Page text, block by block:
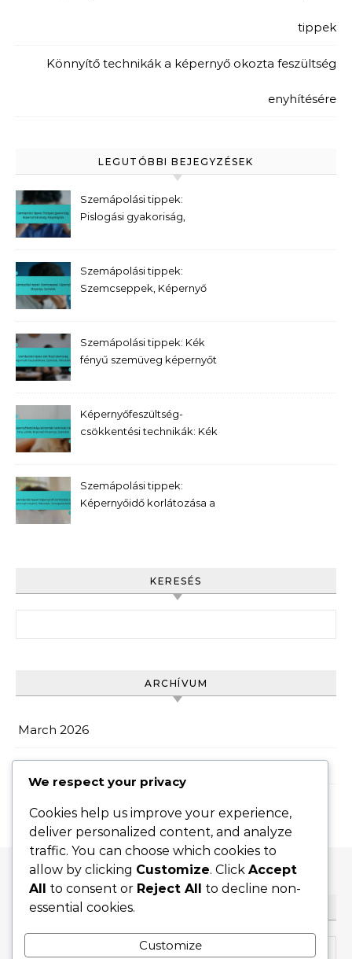
tippek
Könnyítő technikák a képernyő okozta feszültség
enyhítésére
LEGUTÓBBI BEJEGYZÉSEK
Szemápolási tippek:
Pislogási gyakoriság,
Szemápolási tippek:
Szemcseppek, Képernyő
Szemápolási tippek: Kék
fényű szemüveg képernyőt
Képernyőfeszültség-
csökkentési technikák: Kék
Szemápolási tippek:
Képernyőidő korlátozása a
KERESÉS
ARCHÍVUM
March 2026
February 2026
We respect your privacy
Cookies help us improve your experience,
deliver personalized content, and analyze
traffic. You can choose which cookies to
allow by clicking Customize. Click Accept
All to consent or Reject All to decline non-
essential cookies.
Customize